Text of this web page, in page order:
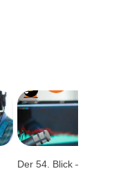
Der 54. Blick –